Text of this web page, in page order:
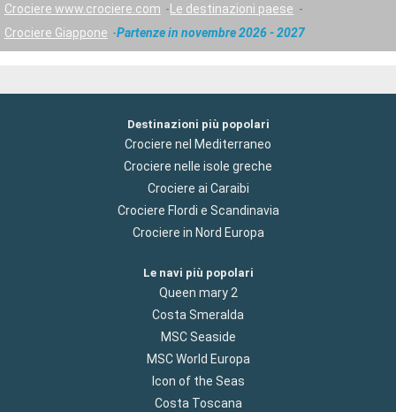
Crociere www.crociere.com
Le destinazioni paese
Crociere Giappone
Partenze in novembre 2026 - 2027
Destinazioni più popolari
Crociere nel Mediterraneo
Crociere nelle isole greche
Crociere ai Caraibi
Crociere Flordi e Scandinavia
Crociere in Nord Europa
Le navi più popolari
Queen mary 2
Costa Smeralda
MSC Seaside
MSC World Europa
Icon of the Seas
Costa Toscana